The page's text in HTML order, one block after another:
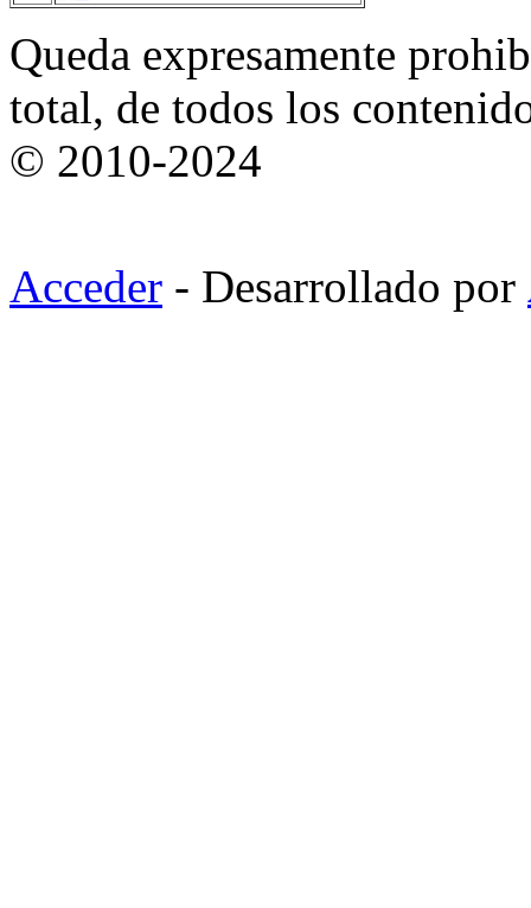
Queda expresamente
total, de todos los
© 2010-2024
Acceder - Desarrollado por